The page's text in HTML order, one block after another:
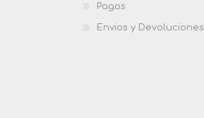
Pagos
Envios y Devoluciones